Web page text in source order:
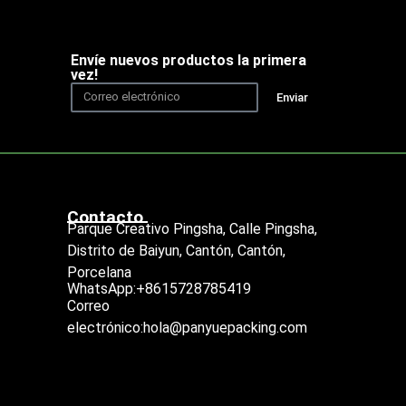
Envíe nuevos productos la primera
vez!
Enviar
Contacto
Parque Creativo Pingsha, Calle Pingsha,
Distrito de Baiyun, Cantón, Cantón,
Porcelana
WhatsApp:+8615728785419
Correo
electrónico:hola@panyuepacking.com